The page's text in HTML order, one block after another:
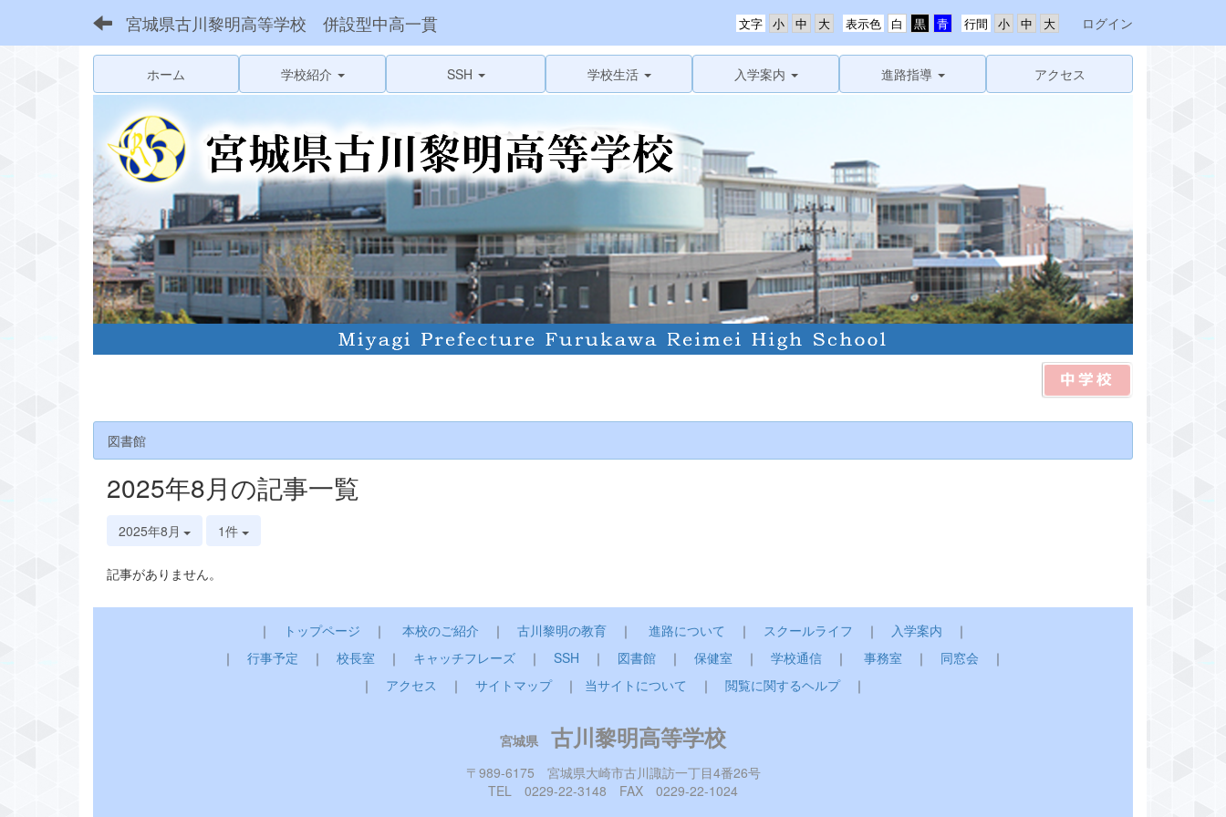
宮城県古川黎明高等学校 併設型中高一貫 行間
表示色
文字 ログイン
ホーム 学校紹介 SSH 学校生活 入学案内 進路指導 アクセス
図書館
2025年8月の記事一覧
2025年8月 1件
記事がありません。
｜ トップページ ｜ 本校のご紹介 ｜ 古川黎明の教育 ｜ 進路について ｜ スクールライフ ｜ 入学案内 ｜
｜ 行事予定 ｜ 校長室 ｜ キャッチフレーズ ｜ SSH ｜ 図書館 ｜ 保健室 ｜ 学校通信 ｜ 事務室 ｜ 同窓会 ｜
｜ アクセス ｜ サイトマップ｜ 当サイトについて ｜ 閲覧に関するヘルプ｜
宮城県 古川黎明高等学校
〒989-6175 宮城県大崎市古川諏訪一丁目4番26号
TEL 0229-22-3148 FAX 0229-22-1024